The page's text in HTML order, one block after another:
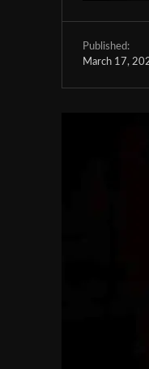
Published:
March 17,